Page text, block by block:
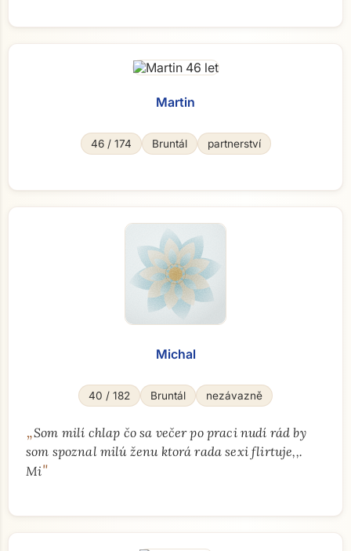
Martin
46 / 174 Bruntál partnerství
Michal
40 / 182 Bruntál nezávazně
„Som milí chlap čo sa večer po praci nudí rád by
som spoznal milú ženu ktorá rada sexi flirtuje,,.
Mi"